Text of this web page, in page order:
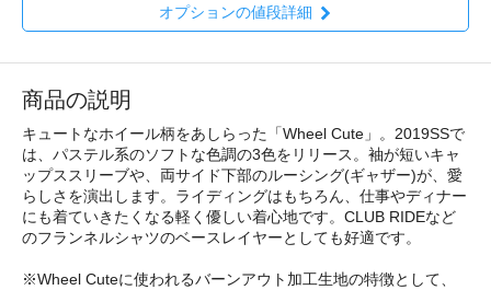
オプションの値段詳細
商品の説明
キュートなホイール柄をあしらった「Wheel Cute」。2019SSで
は、パステル系のソフトな色調の3色をリリース。袖が短いキャ
ップススリーブや、両サイド下部のルーシング(ギャザー)が、愛
らしさを演出します。ライディングはもちろん、仕事やディナー
にも着ていきたくなる軽く優しい着心地です。CLUB RIDEなど
のフランネルシャツのベースレイヤーとしても好適です。
※Wheel Cuteに使われるバーンアウト加工生地の特徴として、